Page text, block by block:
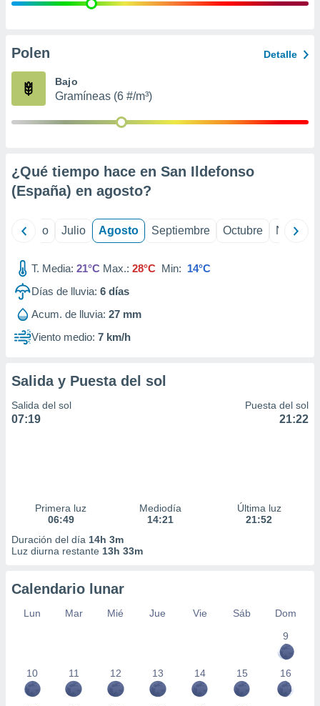
publicidad
de
Polen Detalle
Bajo
Gramíneas (6 #/m³)
¿Qué tiempo hace en San Ildefonso
(España) en agosto?
Junio Julio Agosto Septiembre Octubre
T. Media: 21°C Max.: 28°C Min: 14°C
Días de lluvia: 6 días
Acum. de lluvia: 27 mm
Viento medio: 7 km/h
Salida y Puesta del sol
Salida del sol
07:19
Puesta del sol
21:22
Primera luz
06:49
Mediodía
14:21
Última luz
21:52
Duración del día 14h 3m
Luz diurna restante 13h 33m
Calendario lunar
Lun Mar Mié Jue Vie Sáb
Dom
9
10 11 12 13 14 15 16